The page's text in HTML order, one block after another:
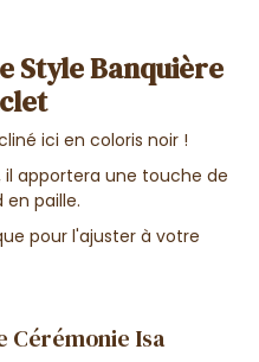
Style Banquière
ici en coloris noir !
apportera une touche de
paille.
pour l'ajuster à votre
Cérémonie Isa